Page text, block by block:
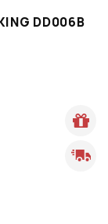
DD006B